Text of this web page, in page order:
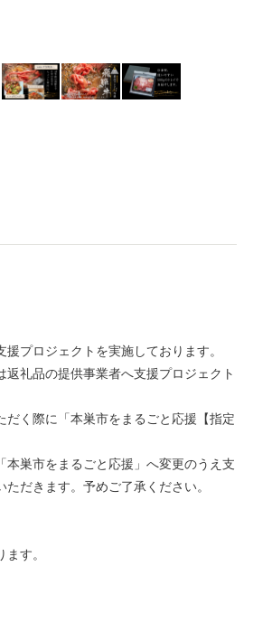
プロジェクトを実施しております。
礼品の提供事業者へ支援プロジェクト
く際に「本巣市をまるごと応援【指定
巣市をまるごと応援」へ変更のうえ支
だきます。予めご了承ください。
す。